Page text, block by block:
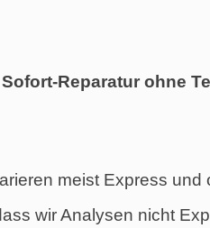
Sofort-Reparatur ohne
meist Express und
wir Analysen nicht